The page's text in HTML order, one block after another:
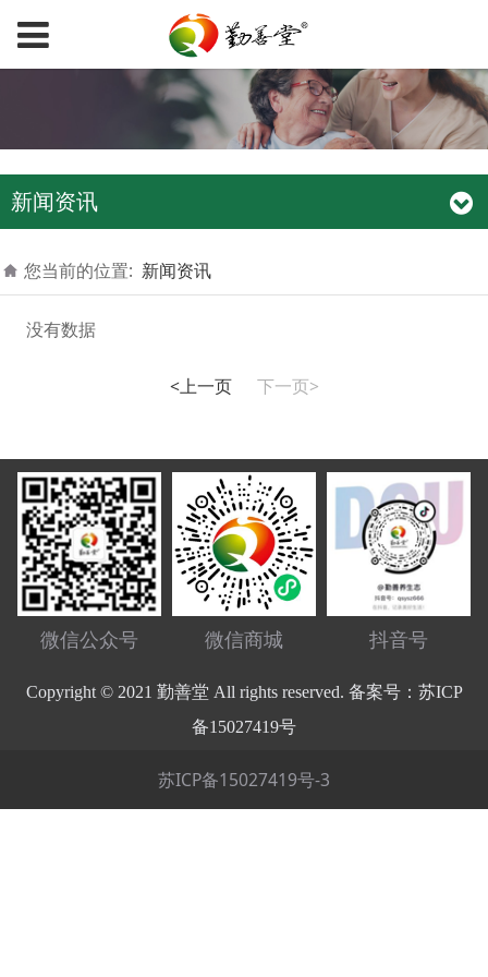
新闻资讯
您当前的位置: 新闻资讯
没有数据
<上一页 下一页>
微信公众号 微信商城 抖音号
Copyright © 2021 勤善堂 All rights reserved. 备案号：苏ICP
备15027419号
苏ICP备15027419号-3